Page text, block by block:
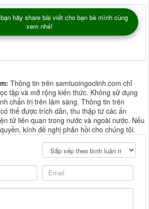
hãy share bài viết cho bạn bè mình cùng
xem nhé!
Thông tin trên samtuoingoclinh.com chỉ
tập và mở rộng kiến thức. Không sử dụng
chẩn trị trên lâm sàng. Thông tin trên
thể được trích dẫn, thu thập từ các ấn
tử liên quan trong nước và ngoài nước. Nếu
kính đề nghị phản hồi cho chúng tôi.